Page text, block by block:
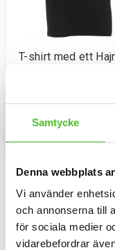
Samtycke
Denna webbplats
Vi använder
och annonserna till
för sociala medier
vidarebefordrar
Omdömen
Du
T-shirt med ett
129SEK
INFO